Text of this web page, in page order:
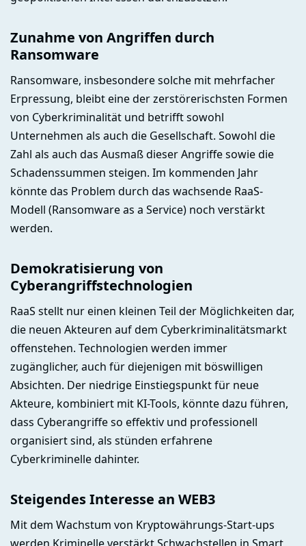
Zunahme von Angriffen durch
Ransomware
Ransomware, insbesondere solche mit mehrfacher
Erpressung, bleibt eine der zerstörerischsten Formen
von Cyberkriminalität und betrifft sowohl
Unternehmen als auch die Gesellschaft. Sowohl die
Zahl als auch das Ausmaß dieser Angriffe sowie die
Schadenssummen steigen. Im kommenden Jahr
könnte das Problem durch das wachsende RaaS-
Modell (Ransomware as a Service) noch verstärkt
werden.
Demokratisierung von
Cyberangriffstechnologien
RaaS stellt nur einen kleinen Teil der Möglichkeiten dar,
die neuen Akteuren auf dem Cyberkriminalitätsmarkt
offenstehen. Technologien werden immer
zugänglicher, auch für diejenigen mit böswilligen
Absichten. Der niedrige Einstiegspunkt für neue
Akteure, kombiniert mit KI-Tools, könnte dazu führen,
dass Cyberangriffe so effektiv und professionell
organisiert sind, als stünden erfahrene
Cyberkriminelle dahinter.
Steigendes Interesse an WEB3
Mit dem Wachstum von Kryptowährungs-Start-ups
werden Kriminelle verstärkt Schwachstellen in Smart